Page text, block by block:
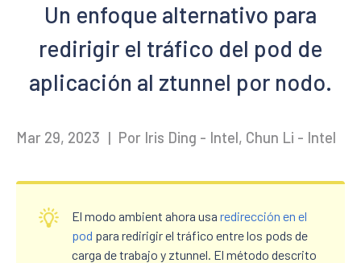
Un enfoque alternativo para
redirigir el tráfico del pod de
aplicación al ztunnel por nodo.
Mar 29, 2023 | Por Iris Ding - Intel, Chun Li - Intel
El modo ambient ahora usa redirección en el
pod para redirigir el tráfico entre los pods de
carga de trabajo y ztunnel. El método descrito